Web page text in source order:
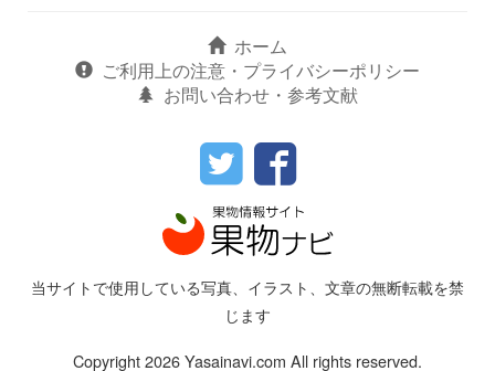
ホーム
ご利用上の注意・プライバシーポリシー
お問い合わせ・参考文献
当サイトで使用している写真、イラスト、文章の無断転載を禁
じます
Copyright 2026 Yasainavi.com All rights reserved.